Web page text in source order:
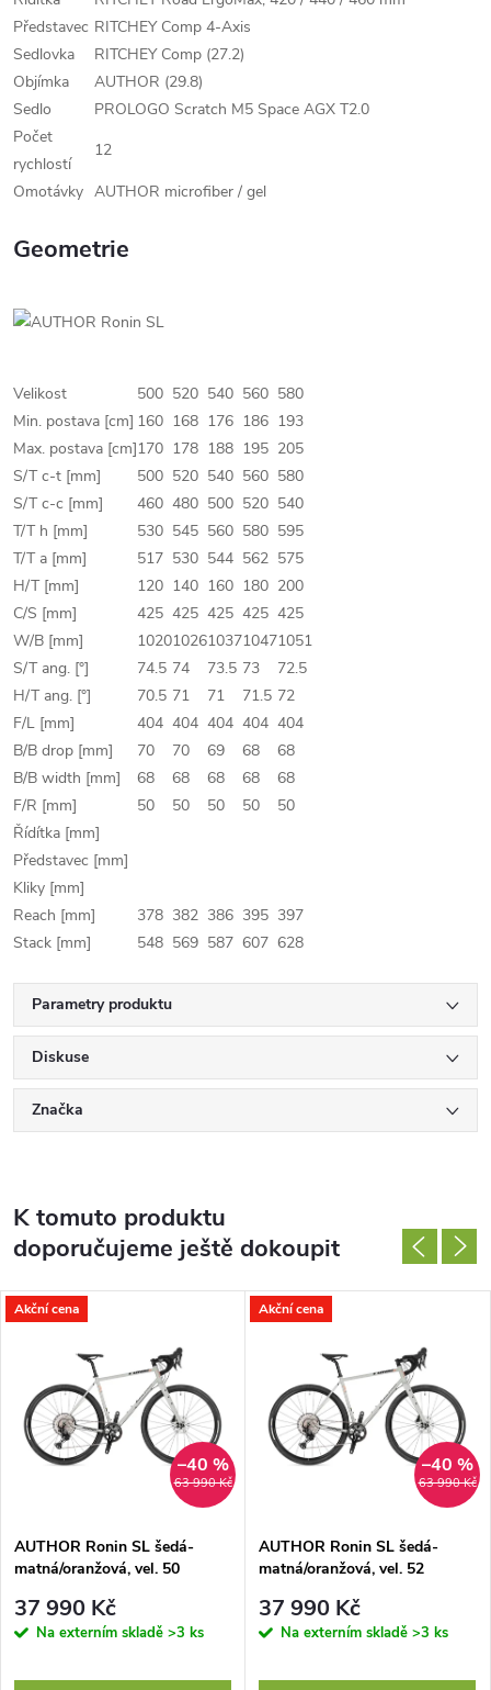
Představec RITCHEY Comp 4-Axis
Sedlovka
RITCHEY Comp (27.2)
Objímka
AUTHOR (29.8)
Sedlo
PROLOGO Scratch M5 Space AGX T2.0
Počet
rychlostí
12
Omotávky AUTHOR microfiber / gel
Geometrie
Velikost 500 520 540 560 580
Min. postava [cm] 160 168 176 186 193
Max. postava [cm]170 178 188 195 205
S/T c-t [mm]
500 520 540 560 580
S/T c-c [mm]
460 480 500 520 540
T/T h [mm]
530 545 560 580 595
T/T a [mm]
517 530 544 562 575
H/T [mm]
120 140 160 180 200
C/S [mm]
425 425 425 425 425
W/B [mm]
10201026103710471051
S/T ang. [°]
74.5 74 73.5 73
72.5
H/T ang. [°]
70.5 71 71 71.5 72
F/L [mm]
404 404 404 404 404
B/B drop [mm]
70 70 69 68
68
B/B width [mm]
68 68 68 68
68
F/R [mm]
50 50 50 50
50
Řídítka [mm]
Představec [mm]
Kliky [mm]
Reach [mm]
378 382 386 395 397
Stack [mm]
548 569 587 607 628
Parametry produktu
Diskuse
Značka
K tomuto produktu
doporučujeme ještě dokoupit
Akční cena
63 990 Kč
–40 %
AUTHOR Ronin SL šedá-
matná/oranžová, vel. 50
37 990 Kč
Na externím skladě >3 ks
Akční cena
63 990 Kč
–40 %
AUTHOR Ronin SL šedá-
matná/oranžová, vel. 52
37 990 Kč
Na externím skladě >3 ks